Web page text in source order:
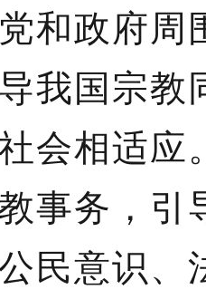
和政府
我国宗
会相适应
事务，引
民意识